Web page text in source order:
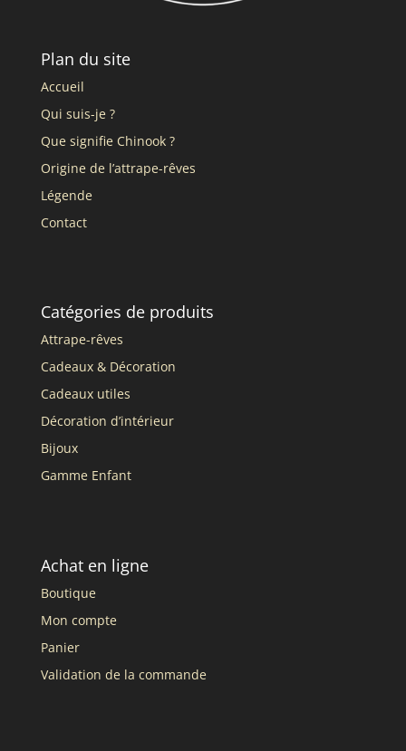
Plan du site
Accueil
Qui suis-je ?
Que signifie Chinook ?
Origine de l’attrape-rêves
Légende
Contact
Catégories de produits
Attrape-rêves
Cadeaux & Décoration
Cadeaux utiles
Décoration d’intérieur
Bijoux
Gamme Enfant
Achat en ligne
Boutique
Mon compte
Panier
Validation de la commande